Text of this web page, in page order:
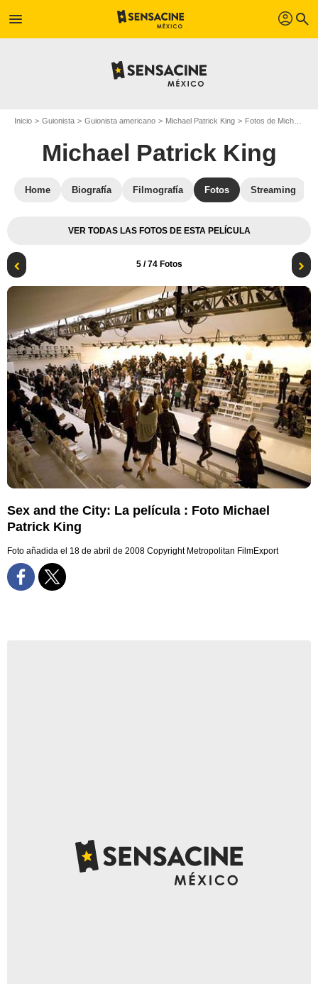
menu profil search
Inicio Guionista Guionista americano Michael Patrick King Fotos de Michael Patrick King
Michael Patrick King
Home Biografía Filmografía Fotos Streaming
VER TODAS LAS FOTOS DE ESTA PELÍCULA
5/ 74 Fotos
Sex and the City: La película : Foto Michael
Patrick King
Foto añadida el 18 de abril de 2008 Copyright Metropolitan FilmExport